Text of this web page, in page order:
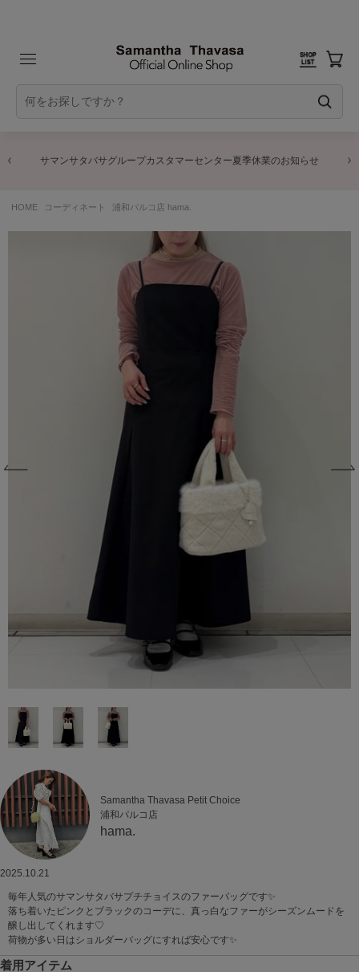
サマンサタバサグループカスタマーセンター夏季休業のお知らせ
HOME コーディネート 浦和パルコ店 hama.
Samantha Thavasa Petit Choice
浦和パルコ店
hama.
2025.10.21
毎年人気のサマンサタバサプチチョイスのファーバッグです✨
落ち着いたピンクとブラックのコーデに、真っ白なファーがシーズンムードを
醸し出してくれます♡
荷物が多い日はショルダーバッグにすれば安心です✨
着用アイテム